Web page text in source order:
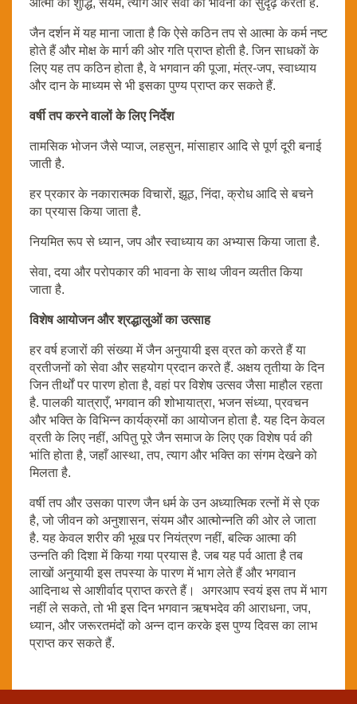
जैन दर्शन में यह माना जाता है कि ऐसे कठिन तप से आत्मा के कर्म नष्ट
होते हैं और मोक्ष के मार्ग की ओर गति प्राप्त होती है. जिन साधकों के
लिए यह तप कठिन होता है, वे भगवान की पूजा, मंत्र-जप, स्वाध्याय
और दान के माध्यम से भी इसका पुण्य प्राप्त कर सकते हैं.
वर्षी तप करने वालों के लिए निर्देश
तामसिक भोजन जैसे प्याज, लहसुन, मांसाहार आदि से पूर्ण दूरी बनाई
जाती है.
हर प्रकार के नकारात्मक विचारों, झूठ, निंदा, क्रोध आदि से बचने
का प्रयास किया जाता है.
नियमित रूप से ध्यान, जप और स्वाध्याय का अभ्यास किया जाता है.
सेवा, दया और परोपकार की भावना के साथ जीवन व्यतीत किया
जाता है.
विशेष आयोजन और श्रद्धालुओं का उत्साह
हर वर्ष हजारों की संख्या में जैन अनुयायी इस व्रत को करते हैं या
व्रतीजनों को सेवा और सहयोग प्रदान करते हैं. अक्षय तृतीया के दिन
जिन तीर्थों पर पारण होता है, वहां पर विशेष उत्सव जैसा माहौल रहता
है. पालकी यात्राएँ, भगवान की शोभायात्रा, भजन संध्या, प्रवचन
और भक्ति के विभिन्न कार्यक्रमों का आयोजन होता है. यह दिन केवल
व्रती के लिए नहीं, अपितु पूरे जैन समाज के लिए एक विशेष पर्व की
भांति होता है, जहाँ आस्था, तप, त्याग और भक्ति का संगम देखने को
मिलता है.
वर्षी तप और उसका पारण जैन धर्म के उन अध्यात्मिक रत्नों में से एक
है, जो जीवन को अनुशासन, संयम और आत्मोन्नति की ओर ले जाता
है. यह केवल शरीर की भूख पर नियंत्रण नहीं, बल्कि आत्मा की
उन्नति की दिशा में किया गया प्रयास है. जब यह पर्व आता है तब
लाखों अनुयायी इस तपस्या के पारण में भाग लेते हैं और भगवान
आदिनाथ से आशीर्वाद प्राप्त करते हैं। अगरआप स्वयं इस तप में भाग
नहीं ले सकते, तो भी इस दिन भगवान ऋषभदेव की आराधना, जप,
ध्यान, और जरूरतमंदों को अन्न दान करके इस पुण्य दिवस का लाभ
प्राप्त कर सकते हैं.